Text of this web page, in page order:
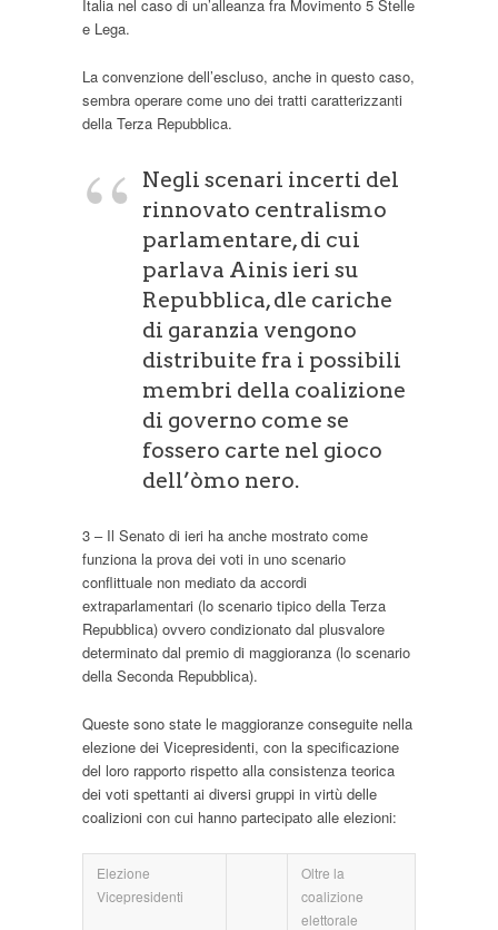
Italia nel caso di un’alleanza fra Movimento 5 Stelle
e Lega.
La convenzione dell’escluso, anche in questo caso,
sembra operare come uno dei tratti caratterizzanti
della Terza Repubblica.
Negli scenari incerti del
rinnovato centralismo
parlamentare, di cui
parlava Ainis ieri su
Repubblica, dle cariche
di garanzia vengono
distribuite fra i possibili
membri della coalizione
di governo come se
fossero carte nel gioco
dell’òmo nero.
3 – Il Senato di ieri ha anche mostrato come
funziona la prova dei voti in uno scenario
conflittuale non mediato da accordi
extraparlamentari (lo scenario tipico della Terza
Repubblica) ovvero condizionato dal plusvalore
determinato dal premio di maggioranza (lo scenario
della Seconda Repubblica).
Queste sono state le maggioranze conseguite nella
elezione dei Vicepresidenti, con la specificazione
del loro rapporto rispetto alla consistenza teorica
dei voti spettanti ai diversi gruppi in virtù delle
coalizioni con cui hanno partecipato alle elezioni:
Elezione
Vicepresidenti
Oltre la
coalizione
elettorale